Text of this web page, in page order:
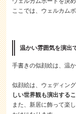
ここでは、ウェルカム
温かい雰囲気を演出
手書きの似顔絵は、温
似顔絵は、ウェディン
しい世界観も演出する
また、新居に飾って楽